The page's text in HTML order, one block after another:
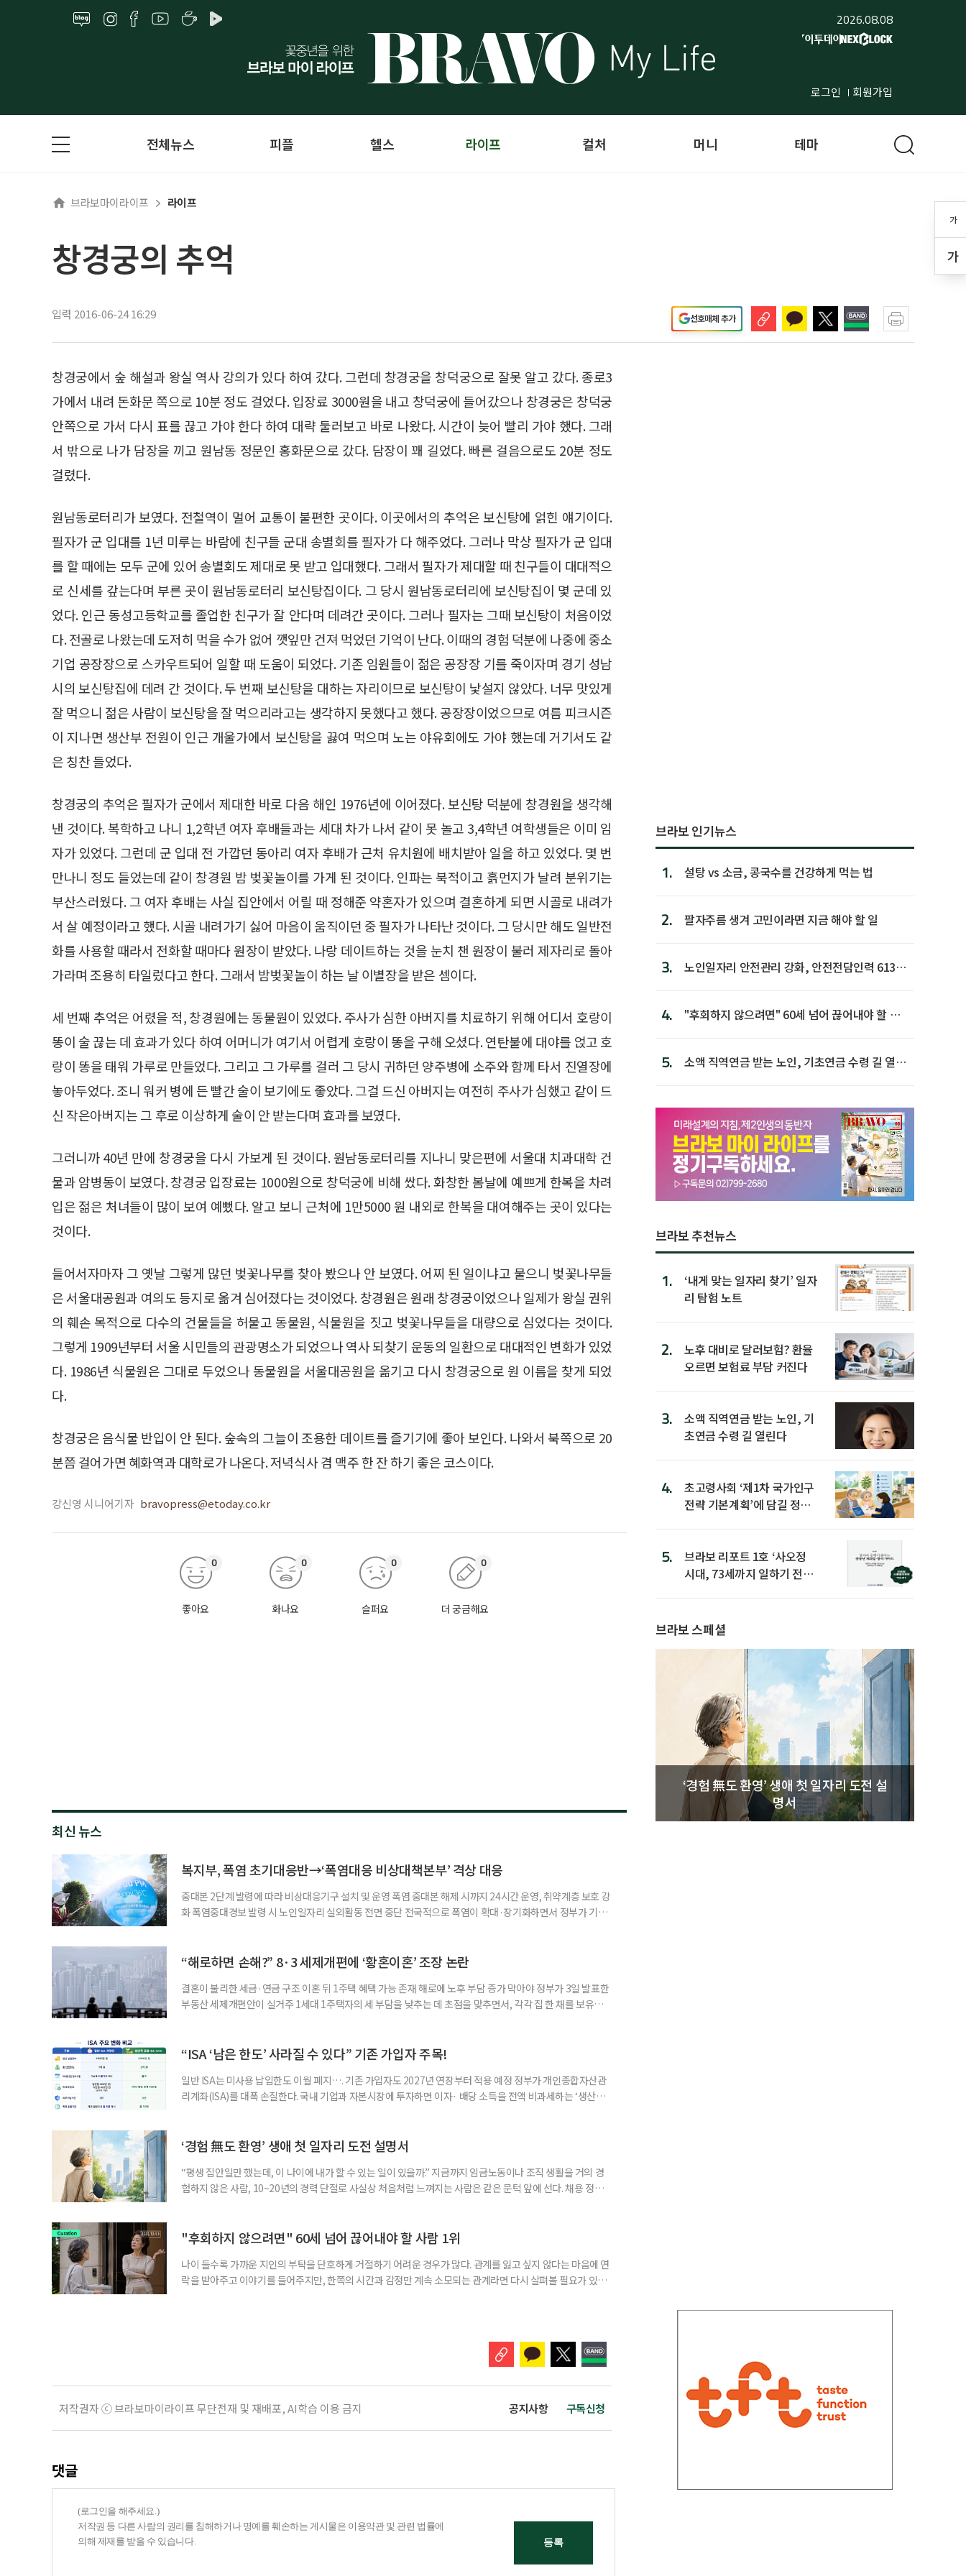
2026.08.08
로그인 회원가입
가
가
전체뉴스 피플 헬스 라이프 컬처 머니 테마
브라보마이라이프 라이프
창경궁의 추억
입력 2016-06-24 16:29 선호매체 추가
창경궁에서 숲 해설과 왕실 역사 강의가 있다 하여 갔다. 그런데 창경궁을 창덕궁으로 잘못 알고 갔다. 종로3
가에서 내려 돈화문 쪽으로 10분 정도 걸었다. 입장료 3000원을 내고 창덕궁에 들어갔으나 창경궁은 창덕궁
안쪽으로 가서 다시 표를 끊고 가야 한다 하여 대략 둘러보고 바로 나왔다. 시간이 늦어 빨리 가야 했다. 그래
서 밖으로 나가 담장을 끼고 원남동 정문인 홍화문으로 갔다. 담장이 꽤 길었다. 빠른 걸음으로도 20분 정도
걸렸다.
원남동로터리가 보였다. 전철역이 멀어 교통이 불편한 곳이다. 이곳에서의 추억은 보신탕에 얽힌 얘기이다.
필자가 군 입대를 1년 미루는 바람에 친구들 군대 송별회를 필자가 다 해주었다. 그러나 막상 필자가 군 입대
를 할 때에는 모두 군에 있어 송별회도 제대로 못 받고 입대했다. 그래서 필자가 제대할 때 친구들이 대대적으
로 신세를 갚는다며 부른 곳이 원남동로터리 보신탕집이다. 그 당시 원남동로터리에 보신탕집이 몇 군데 있
었다. 인근 동성고등학교를 졸업한 친구가 잘 안다며 데려간 곳이다. 그러나 필자는 그때 보신탕이 처음이었
다. 전골로 나왔는데 도저히 먹을 수가 없어 깻잎만 건져 먹었던 기억이 난다. 이때의 경험 덕분에 나중에 중소
기업 공장장으로 스카우트되어 일할 때 도움이 되었다. 기존 임원들이 젊은 공장장 기를 죽이자며 경기 성남
시의 보신탕집에 데려 간 것이다. 두 번째 보신탕을 대하는 자리이므로 보신탕이 낯설지 않았다. 너무 맛있게
잘 먹으니 젊은 사람이 보신탕을 잘 먹으리라고는 생각하지 못했다고 했다. 공장장이었으므로 여름 피크시즌
이 지나면 생산부 전원이 인근 개울가에서 보신탕을 끓여 먹으며 노는 야유회에도 가야 했는데 거기서도 같
은 칭찬 들었다.
창경궁의 추억은 필자가 군에서 제대한 바로 다음 해인 1976년에 이어졌다. 보신탕 덕분에 창경원을 생각해
낸 것이다. 복학하고 나니 1,2학년 여자 후배들과는 세대 차가 나서 같이 못 놀고 3,4학년 여학생들은 이미 임
자가 있었다. 그런데 군 입대 전 가깝던 동아리 여자 후배가 근처 유치원에 배치받아 일을 하고 있었다. 몇 번
만나니 정도 들었는데 같이 창경원 밤 벚꽃놀이를 가게 된 것이다. 인파는 북적이고 흙먼지가 날려 분위기는
부산스러웠다. 그 여자 후배는 사실 집안에서 어릴 때 정해준 약혼자가 있으며 결혼하게 되면 시골로 내려가
서 살 예정이라고 했다. 시골 내려가기 싫어 마음이 움직이던 중 필자가 나타난 것이다. 그 당시만 해도 일반전
화를 사용할 때라서 전화할 때마다 원장이 받았다. 나랑 데이트하는 것을 눈치 챈 원장이 불러 제자리로 돌아
가라며 조용히 타일렀다고 한다. 그래서 밤벚꽃놀이 하는 날 이별장을 받은 셈이다.
세 번째 추억은 어렸을 적, 창경원에는 동물원이 있었다. 주사가 심한 아버지를 치료하기 위해 어디서 호랑이
똥이 술 끊는 데 효과가 있다 하여 어머니가 여기서 어렵게 호랑이 똥을 구해 오셨다. 연탄불에 대야를 얹고 호
랑이 똥을 태워 가루로 만들었다. 그리고 그 가루를 걸러 그 당시 귀하던 양주병에 소주와 함께 타서 진열장에
놓아두었다. 조니 워커 병에 든 빨간 술이 보기에도 좋았다. 그걸 드신 아버지는 여전히 주사가 심했고 같이 드
신 작은아버지는 그 후로 이상하게 술이 안 받는다며 효과를 보였다.
그러니까 40년 만에 창경궁을 다시 가보게 된 것이다. 원남동로터리를 지나니 맞은편에 서울대 치과대학 건
물과 암병동이 보였다. 창경궁 입장료는 1000원으로 창덕궁에 비해 쌌다. 화창한 봄날에 예쁘게 한복을 차려
입은 젊은 처녀들이 많이 보여 예뻤다. 알고 보니 근처에 1만5000 원 내외로 한복을 대여해주는 곳이 있다는
것이다.
들어서자마자 그 옛날 그렇게 많던 벚꽃나무를 찾아 봤으나 안 보였다. 어찌 된 일이냐고 물으니 벚꽃나무들
은 서울대공원과 여의도 등지로 옮겨 심어졌다는 것이었다. 창경원은 원래 창경궁이었으나 일제가 왕실 권위
의 훼손 목적으로 다수의 건물들을 허물고 동물원, 식물원을 짓고 벚꽃나무들을 대량으로 심었다는 것이다.
그렇게 1909년부터 서울 시민들의 관광명소가 되었으나 역사 되찾기 운동의 일환으로 대대적인 변화가 있었
다. 1986년 식물원은 그대로 두었으나 동물원을 서울대공원을 옮기고 다시 창경궁으로 원 이름을 찾게 되었
다.
창경궁은 음식물 반입이 안 된다. 숲속의 그늘이 조용한 데이트를 즐기기에 좋아 보인다. 나와서 북쪽으로 20
분쯤 걸어가면 혜화역과 대학로가 나온다. 저녁식사 겸 맥주 한 잔 하기 좋은 코스이다.
강신영 시니어기자 bravopress@etoday.co.kr
좋아요
0
화나요
0
슬퍼요
0
더 궁금해요
0
최신 뉴스
복지부, 폭염 초기대응반→‘폭염대응 비상대책본부’ 격상 대응
중대본 2단계 발령에 따라 비상대응기구 설치 및 운영 폭염 중대본 해제 시까지 24시간 운영, 취약계층 보호 강
화 폭염중대경보 발령 시 노인일자리 실외활동 전면 중단 전국적으로 폭염이 확대·장기화하면서 정부가 기존
책본부(중대본) 2단계(심각)가 발령된 이후에도 폭염이 전국적으로 확대되고 장기화한 데 따른 것이다. 기존에
“해로하면 손해?” 8·3 세제개편에 ‘황혼이혼’ 조장 논란
결혼이 불리한 세금·연금 구조 이혼 뒤 1주택 혜택 가능 존재 해로에 노후 부담 증가 막아야 정부가 3일 발표한
부동산 세제개편안이 실거주 1세대 1주택자의 세 부담을 낮추는 데 초점을 맞추면서, 각각 집 한 채를 보유한
부가 각자 집 한 채씩을 보유하면 한 세대가 두 채를 가진 것으로 보지만, 실제 이혼해 주거와 생계를 분
“ISA ‘남은 한도’ 사라질 수 있다” 기존 가입자 주목!
일반 ISA는 미사용 납입한도 이월 폐지…. 기존 가입자도 2027년 연장부터 적용 예정 정부가 개인종합자산관
리계좌(ISA)를 대폭 손질한다. 국내 기업과 자본시장에 투자하면 이자· 배당 소득을 전액 비과세하는 ‘생산적
기 때문이다. 지난 3일 발표된 세제개편안이 국회 통과 후 그대로 시행된다면 법 시행 전 본
‘경험 無도 환영’ 생애 첫 일자리 도전 설명서
“평생 집안일만 했는데, 이 나이에 내가 할 수 있는 일이 있을까.” 지금까지 임금노동이나 조직 생활을 거의 경
험하지 않은 사람, 10~20년의 경력 단절로 사실상 처음처럼 느껴지는 사람은 같은 문턱 앞에 선다. 채용 정보를
경험이 풍부한 고령자는 중요한 국가 자원이다. 박경하 한국노인인력개발원 선임연구위
"후회하지 않으려면" 60세 넘어 끊어내야 할 사람 1위
나이 들수록 가까운 지인의 부탁을 단호하게 거절하기 어려운 경우가 많다. 관계를 잃고 싶지 않다는 마음에 연
락을 받아주고 이야기를 들어주지만, 한쪽의 시간과 감정만 계속 소모되는 관계라면 다시 살펴볼 필요가 있다.
저작권자 ⓒ 브라보마이라이프 무단전재 및 재배포, AI학습 이용 금지 공지사항 구독신청
댓글
브라보 인기뉴스
1. 설탕 vs 소금, 콩국수를 건강하게 먹는 법
2. 팔자주름 생겨 고민이라면 지금 해야 할 일
3.
노인일자리 안전관리 강화, 안전전담인력 613명
4.
"후회하지 않으려면" 60세 넘어 끊어내야 할 사
5.
소액 직역연금 받는 노인, 기초연금 수령 길 열린
브라보 추천뉴스
1.
‘내게 맞는 일자리 찾기’ 일자
리 탐험 노트
2.
노후 대비로 달러보험? 환율
오르면 보험료 부담 커진다
3.
소액 직역연금 받는 노인, 기
초연금 수령 길 열린다
4.
초고령사회 ‘제1차 국가인구
전략 기본계획’에 담길 정책
5.
브라보 리포트 1호 ‘사오정
시대, 73세까지 일하기 전략’
브라보 스페셜
‘경험 無도 환영’ 생애 첫 일자리 도전 설
명서